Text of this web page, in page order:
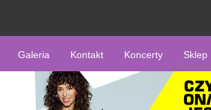
Galeria Kontakt Koncerty Sklep